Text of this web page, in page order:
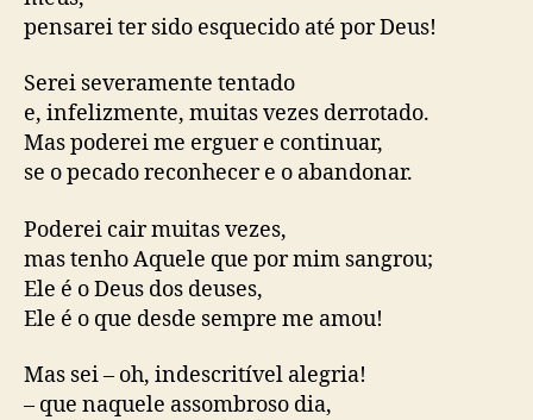
pensarei ter sido esquecido até por Deus!
Serei severamente tentado
e, infelizmente, muitas vezes derrotado.
Mas poderei me erguer e continuar,
se o pecado reconhecer e o abandonar.
Poderei cair muitas vezes,
mas tenho Aquele que por mim sangrou;
Ele é o Deus dos deuses,
Ele é o que desde sempre me amou!
Mas sei – oh, indescritível alegria!
– que naquele assombroso dia,